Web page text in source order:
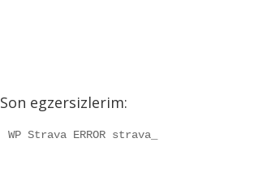
Son egzersizlerim:
WP Strava ERROR strava_info should